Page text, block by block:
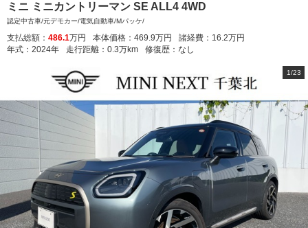
ミニ ミニカントリーマン SE ALL4 4WD
認定中古車/元デモカー/電気自動車/Mパッケ/
支払総額： 486.1万円 本体価格： 469.9万円 諸経費： 16.2万円
年式： 2024年 走行距離： 0.3万km 修復歴： なし
1/23